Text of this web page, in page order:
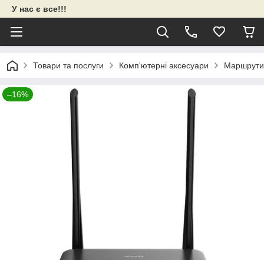
У нас є все!!!
Товари та послуги Комп'ютерні аксесуари
–16%